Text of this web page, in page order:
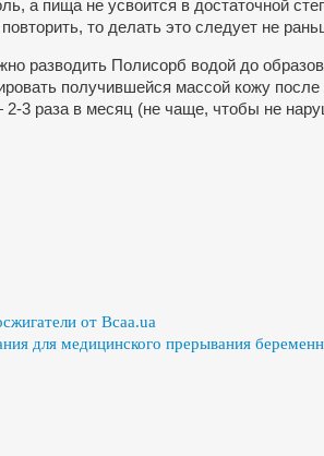
а пища не усвоится в достаточной
то делать это следует не
разводить Полисорб водой до
получившейся массой кожу
3 раза в месяц (не чаще, чтобы не
от Bcaa.ua
для медицинского прерывания